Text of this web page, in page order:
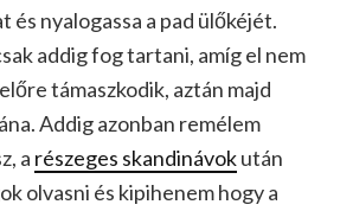
és nyalogassa a pad ülőkéjét.
addig fog tartani, amíg el nem
támaszkodik, aztán majd
Addig azonban remélem
a részeges skandinávokután
olvasni és kipihenem hogy a